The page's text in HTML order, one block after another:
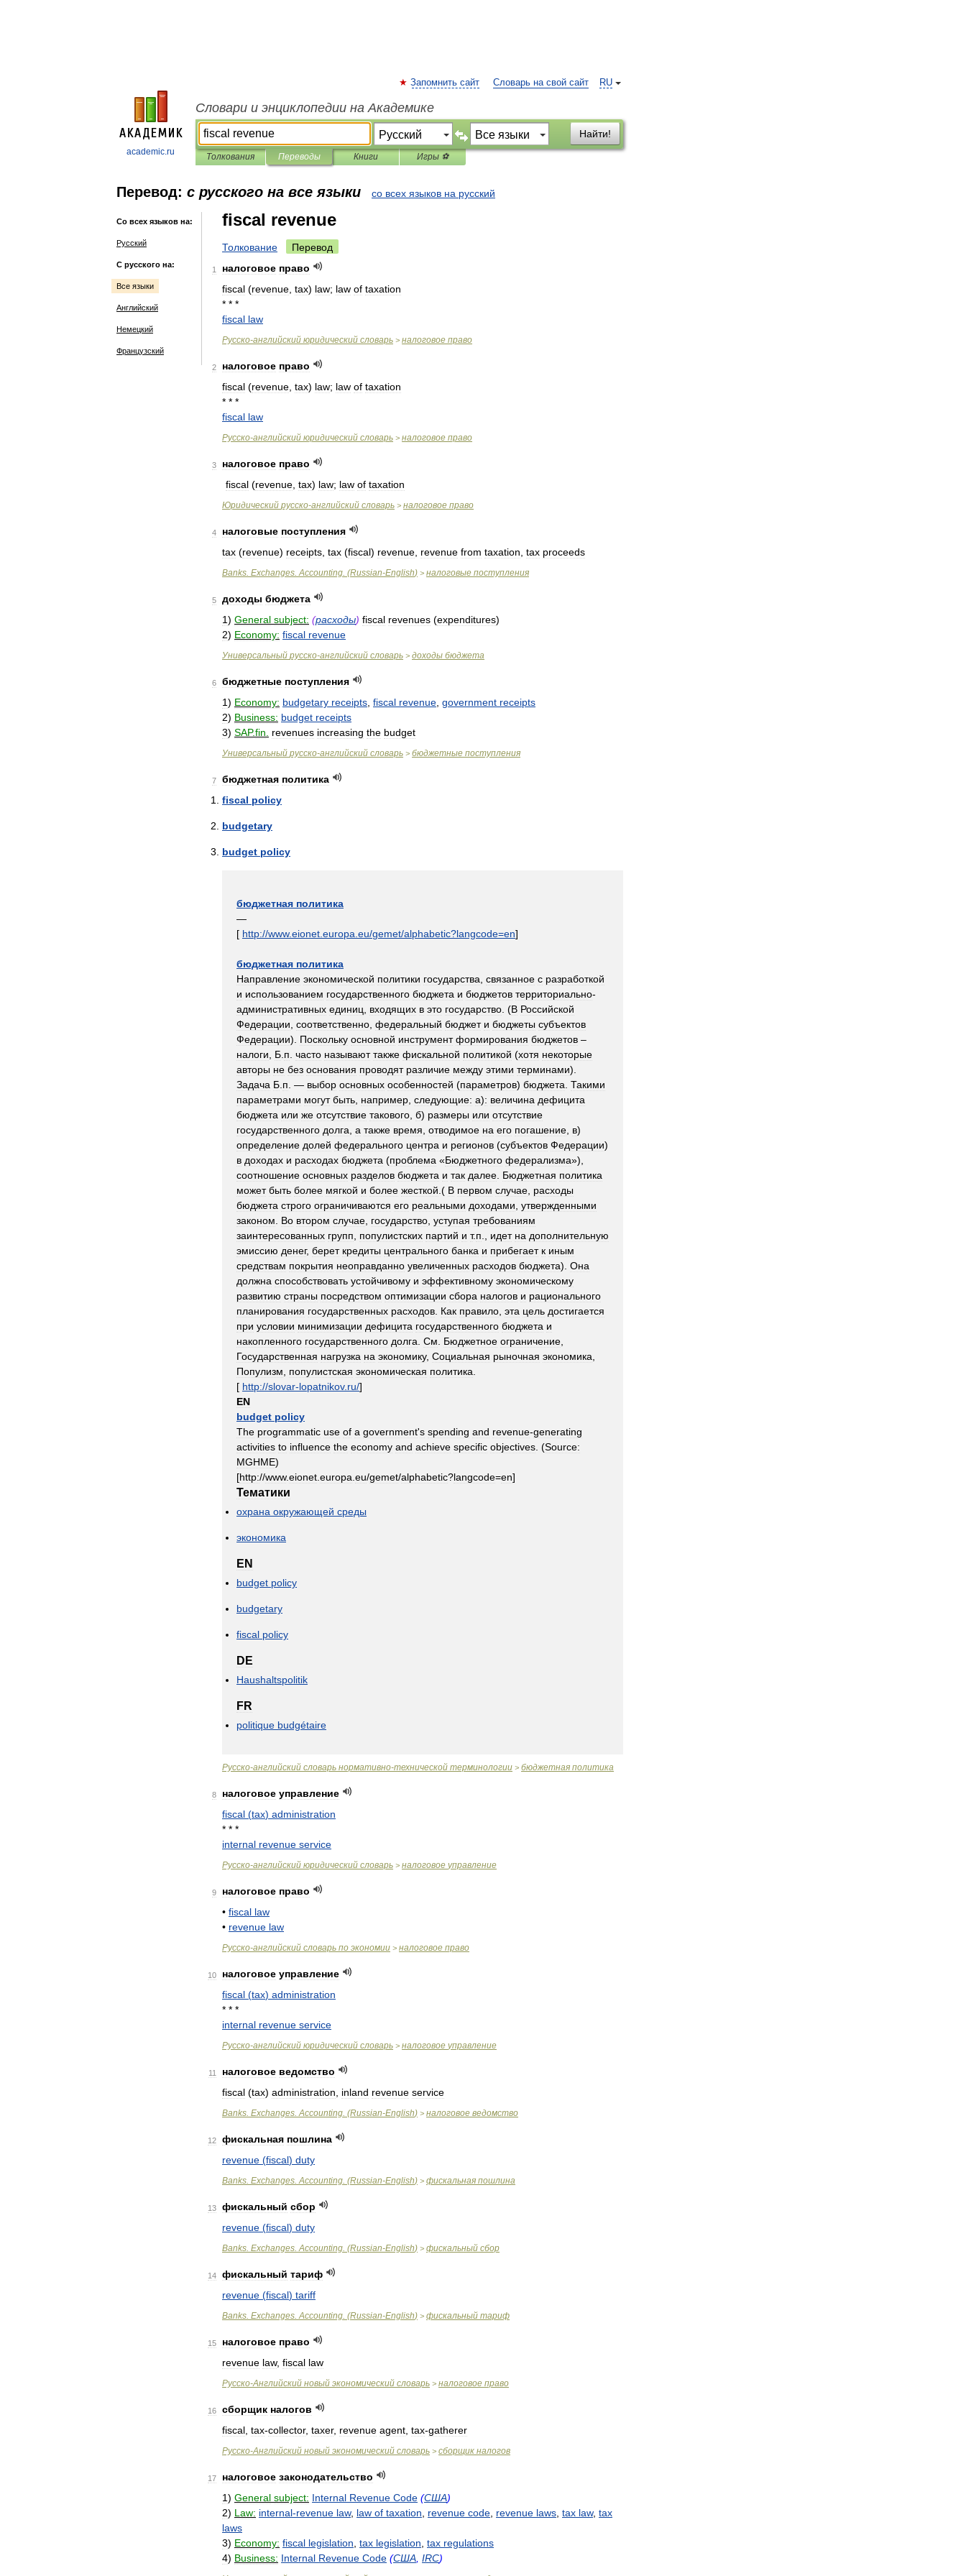
academic.ru
RU
Запомнить сайт Словарь на свой сайт
Словари и энциклопедии на Академике
Найти!
Толкования Переводы Книги Игры ⚽
Перевод: с русского на все языки со всех языков на русский
Со всех языков на:
Русский
С русского на:
Все языки
Английский
Немецкий
Французский
fiscal revenue
Толкование Перевод
1 налоговое право
fiscal (revenue tax) law; law of taxation
* * *
fiscal law
Русско-английский юридический словарь > налоговое право
2 налоговое право
fiscal (revenue tax) law; law of taxation
* * *
fiscal law
Русско-английский юридический словарь > налоговое право
3 налоговое право
fiscal (revenue tax) law; law of taxation
Юридический русско-английский словарь > налоговое право
4 налоговые поступления
tax (revenue) receipts tax (fiscal) revenue revenue from taxation tax proceeds
Banks. Exchanges.Accounting. (Russian-English) > налоговые поступления
5 доходы бюджета
1) General subject: (расходы) fiscal revenues (expenditures)
2) Economy: fiscal revenue
Универсальный русско-английский словарь > доходы бюджета
6 бюджетные поступления
1) Economy: budgetary receipts fiscal revenue government receipts
2) Business: budget receipts
3) SAP.fin revenues increasing the budget
Универсальный русско-английский словарь > бюджетные поступления
7 бюджетная политика
fiscal policy
budgetary
budget policy
бюджетная политика
—
[ http://www.eionet europa eu/gemet/alphabetic?langcode=en]
бюджетная политика
Направление экономической политики государства связанное с разработкой
и использованием государственного бюджета и бюджетов территориально-
административных единиц входящих в это государство . (В Российской
Федерации соответственно федеральный бюджет и бюджеты субъектов
Федерации). Поскольку основной инструмент формирования бюджетов –
налоги
Б п часто называют также фискальной политикой (хотя некоторые
авторы не без основания проводят различие между этими терминами).
Задача Б п . — выбор основных особенностей (параметров) бюджета Такими
параметрами могут быть например следующие: а): величина дефицита
бюджета или же отсутствие такового б) размеры или отсутствие
государственного долга а также время отводимое на его погашение в)
определение долей федерального центра и регионов (субъектов Федерации)
в доходах и расходах бюджета (проблема «Бюджетного федерализма»),
соотношение основных разделов бюджета и так далее Бюджетная политика
может быть более мягкой и более жесткой .( В первом случае расходы
бюджета строго ограничиваются его реальными доходами утвержденными
законом
Во втором случае государство уступая требованиям
заинтересованных групп популистских партий и т.п идет на дополнительную
эмиссию денег, берет кредиты центрального банка и прибегает к иным
средствам покрытия неоправданно увеличенных расходов бюджета). Она
должна способствовать устойчивому и эффективному экономическому
развитию страны посредством оптимизации сбора налогов и рационального
планирования государственных расходов Как правило эта цель достигается
при условии минимизации дефицита государственного бюджета и
накопленного государственного долга См Бюджетное ограничение
Государственная нагрузка на экономику, Социальная рыночная экономика
Популизм
популистская экономическая политика
[ http://slovar-lopatnikov. ru/]
EN
budget policy
The programmatic use of a government's spending and revenue-generating
activities to influence the economy and achieve specific objectives . (Source:
MGHME)
[http://www.eionet europa eu/gemet/alphabetic?langcode=en]
Тематики
охрана окружающей среды
экономика
EN
budget policy
budgetary
fiscal policy
DE
Haushaltspolitik
FR
politique budgétaire
Русско-английский словарь нормативно-технической терминологии > бюджетная политика
8 налоговое управление
fiscal (tax) administration
* * *
internal revenue service
Русско-английский юридический словарь > налоговое управление
9 налоговое право
• fiscal law
• revenue law
Русско-английский словарь по экономии > налоговое право
10 налоговое управление
fiscal (tax) administration
* * *
internal revenue service
Русско-английский юридический словарь > налоговое управление
11 налоговое ведомство
fiscal (tax) administration inland revenue service
Banks. Exchanges.Accounting. (Russian-English) > налоговое ведомство
12 фискальная пошлина
revenue (fiscal) duty
Banks. Exchanges.Accounting. (Russian-English) > фискальная пошлина
13 фискальный сбор
revenue (fiscal) duty
Banks. Exchanges.Accounting. (Russian-English) > фискальный сбор
14 фискальный тариф
revenue (fiscal) tariff
Banks. Exchanges.Accounting. (Russian-English) > фискальный тариф
15 налоговое право
revenue law, fiscal law
Русско-Английский новый экономический словарь > налоговое право
16 сборщик налогов
fiscal tax-collector, taxer, revenue agent tax-gatherer
Русско-Английский новый экономический словарь > сборщик налогов
17 налоговое законодательство
1) General subject: Internal Revenue Code (США)
2) Law: internal-revenue law, law of taxation revenue code revenue laws tax law, tax
laws
3) Economy: fiscal legislation tax legislation tax regulations
4) Business: Internal Revenue Code (США IRC)